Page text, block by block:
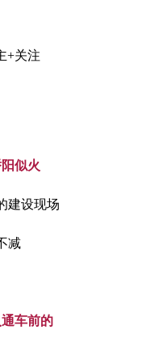
+关注
似火
建设现场
减
车前的